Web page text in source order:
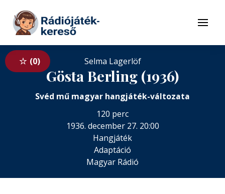
Tovább a tartalomhoz
Menü
0 Selma Lagerlöf
Gösta Berling (1936)
Svéd mű magyar hangjáték-változata
120 perc
1936. december 27. 20:00
Hangjáték
Adaptáció
Magyar Rádió